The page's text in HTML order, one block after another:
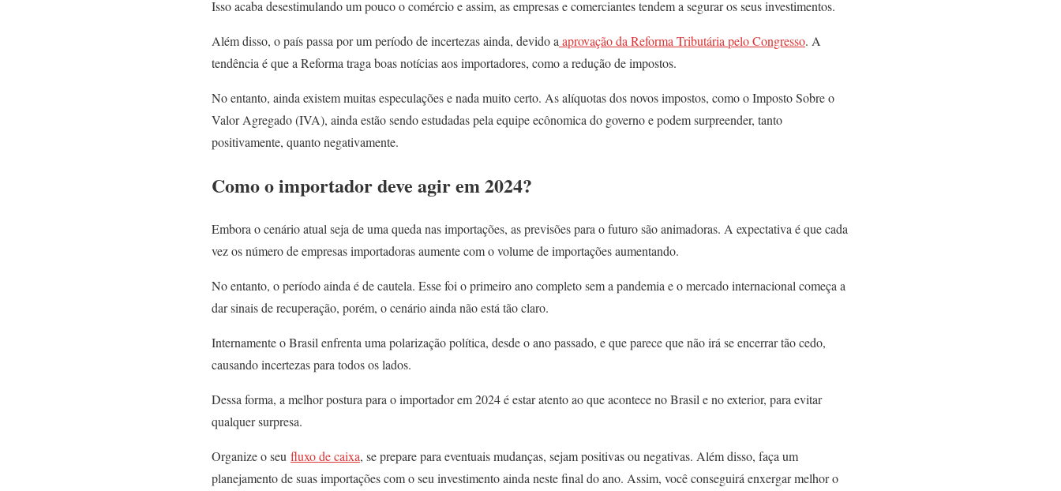
Isso acaba desestimulando um pouco o comércio e assim, as empresas e comerciantes tendem a segurar os seus investimentos.
Além disso, o país passa por um período de incertezas ainda, devido a aprovação da Reforma Tributária pelo Congresso. A
tendência é que a Reforma traga boas notícias aos importadores, como a redução de impostos.
No entanto, ainda existem muitas especulações e nada muito certo. As alíquotas dos novos impostos, como o Imposto Sobre o
Valor Agregado (IVA), ainda estão sendo estudadas pela equipe ecônomica do governo e podem surpreender, tanto
positivamente, quanto negativamente.
Como o importador deve agir em 2024?
Embora o cenário atual seja de uma queda nas importações, as previsões para o futuro são animadoras. A expectativa é que cada
vez os número de empresas importadoras aumente com o volume de importações aumentando.
No entanto, o período ainda é de cautela. Esse foi o primeiro ano completo sem a pandemia e o mercado internacional começa a
dar sinais de recuperação, porém, o cenário ainda não está tão claro.
Internamente o Brasil enfrenta uma polarização política, desde o ano passado, e que parece que não irá se encerrar tão cedo,
causando incertezas para todos os lados.
Dessa forma, a melhor postura para o importador em 2024 é estar atento ao que acontece no Brasil e no exterior, para evitar
qualquer surpresa.
Organize o seu fluxo de caixa, se prepare para eventuais mudanças, sejam positivas ou negativas. Além disso, faça um
planejamento de suas importações com o seu investimento ainda neste final do ano. Assim, você conseguirá enxergar melhor o